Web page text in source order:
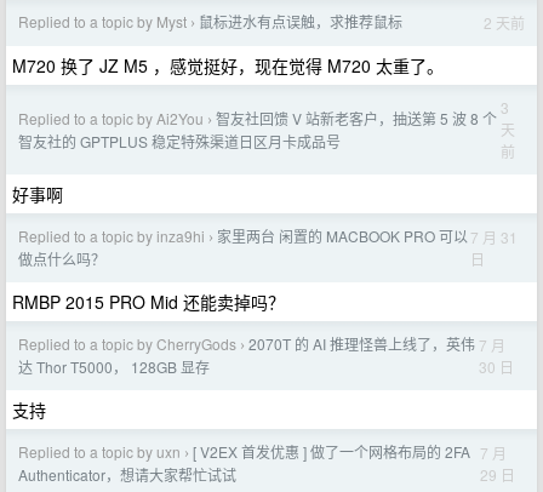
Replied to a topic by Myst › 鼠标进水有点误触，求推荐鼠标 2 天前
M720 换了 JZ M5 ，感觉挺好，现在觉得 M720 太重了。
Replied to a topic by Ai2You › 智友社回馈 V 站新老客户，抽送第 5 波 8 个
智友社的 GPTPLUS 稳定特殊渠道日区月卡成品号
3
天
前
好事啊
Replied to a topic by inza9hi › 家里两台 闲置的 MACBOOK PRO 可以
做点什么吗？
7 月 31
日
RMBP 2015 PRO Mid 还能卖掉吗？
Replied to a topic by CherryGods › 2070T 的 AI 推理怪兽上线了，英伟
达 Thor T5000， 128GB 显存
7 月
30 日
支持
Replied to a topic by uxn › [ V2EX 首发优惠 ] 做了一个网格布局的 2FA
Authenticator，想请大家帮忙试试
7 月
29 日